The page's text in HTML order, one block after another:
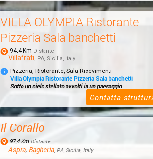
VILLA OLYMPIA Ristorante
Pizzeria Sala banchetti
94,4 Km Distante
Villafrati, PA, Sicilia, Italy
Pizzeria, Ristorante, Sala Ricevimenti
Villa Olympia Ristorante Pizzeria Sala banchetti
Sotto un cielo stellato avvolti in un paesaggio
incantevole, rilassante ed elegante, offriamo...
Contatta
Il Corallo
97,4 Km Distante
Aspra, Bagheria , PA, Sicilia, Italy